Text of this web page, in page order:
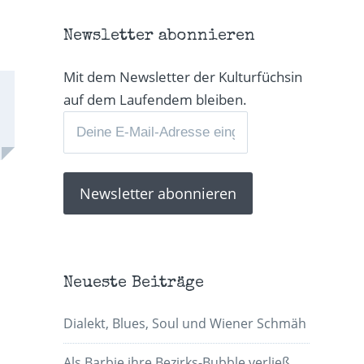
Newsletter abonnieren
Mit dem Newsletter der Kulturfüchsin
auf dem Laufendem bleiben.
Neueste Beiträge
Dialekt, Blues, Soul und Wiener Schmäh